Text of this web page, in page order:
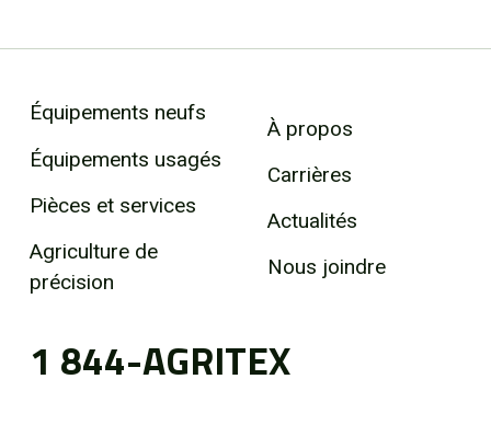
Équipements neufs
Équipements usagés
Pièces et services
Agriculture de
précision
À propos
Carrières
Actualités
Nous joindre
1 844-AGRITEX